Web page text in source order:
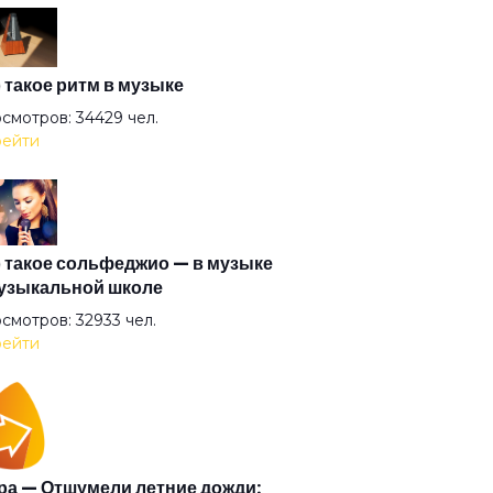
(2008)
такое ритм в музыке
34429 чел.
такое сольфеджио — в музыке
школе
32933 чел.
— Отшумели летние дожди: